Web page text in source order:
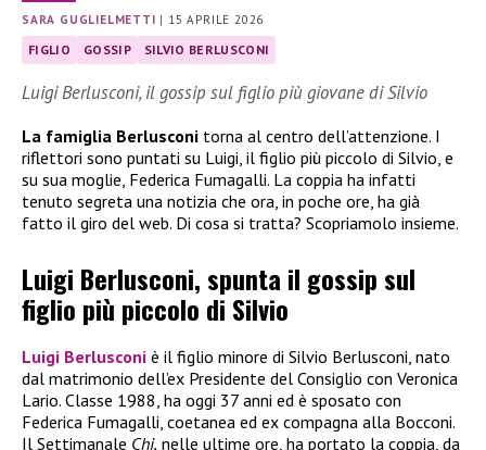
SARA GUGLIELMETTI | 15 APRILE 2026
FIGLIO GOSSIP SILVIO BERLUSCONI
Luigi Berlusconi, il gossip sul figlio più giovane di Silvio
La famiglia Berlusconi torna al centro dell’attenzione. I
riflettori sono puntati su Luigi, il figlio più piccolo di Silvio, e
su sua moglie, Federica Fumagalli. La coppia ha infatti
tenuto segreta una notizia che ora, in poche ore, ha già
fatto il giro del web. Di cosa si tratta? Scopriamolo insieme.
Luigi Berlusconi, spunta il gossip sul
figlio più piccolo di Silvio
Luigi Berlusconi è il figlio minore di Silvio Berlusconi, nato
dal matrimonio dell’ex Presidente del Consiglio con Veronica
Lario. Classe 1988, ha oggi 37 anni ed è sposato con
Federica Fumagalli, coetanea ed ex compagna alla Bocconi.
Il Settimanale Chi, nelle ultime ore, ha portato la coppia, da